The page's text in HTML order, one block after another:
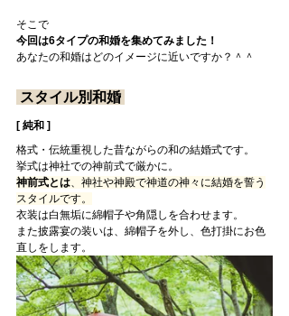
そこで
今回は6タイプの和婚を集めてみました！
あなたの和婚はどのイメージに近いですか？＾＾
スタイル別和婚
[ 純和 ]
格式・伝統重視した昔ながらの和の結婚式です。
挙式は神社での神前式で厳かに。
神前式とは、神社や神殿で神道の神々に結婚を誓う
スタイルです。
衣装は白無垢に綿帽子や角隠しを合わせます。
また披露宴の装いは、綿帽子を外し、色打掛にお色
直しをします。